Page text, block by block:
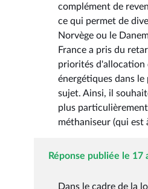
complément de
ce qui permet de
Norvège ou le
France a pris du
priorités d'allocation
énergétiques dans
sujet. Ainsi, il
plus
méthaniseur (qui
Réponse publiée le 17
Dans le cadre de la